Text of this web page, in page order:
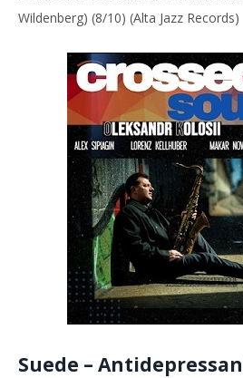
Wildenberg) (8/10) (Alta Jazz Records)
Suede –